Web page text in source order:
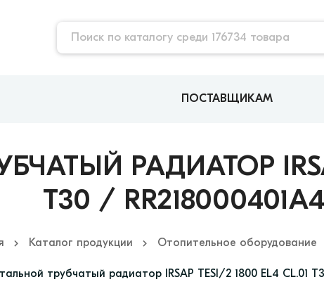
ПОСТАВЩИКАМ
Каталог продукции Отопительное оборудование
трубчатый радиатор IRSAP TESI/2 1800 EL4 CL.01
РАДИАТОР
T30 /